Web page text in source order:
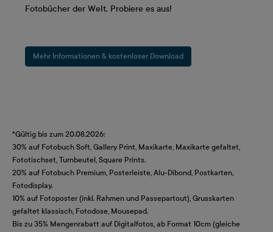
Fotobücher der Welt. Probiere es aus!
Mehr Informationen & kostenloser Download
*Gültig bis zum 20.08.2026:
30% auf Fotobuch Soft, Gallery Print, Maxikarte, Maxikarte gefaltet,
Fototischset, Turnbeutel, Square Prints.
20% auf Fotobuch Premium, Posterleiste, Alu-Dibond, Postkarten,
Fotodisplay.
10% auf Fotoposter (inkl. Rahmen und Passepartout), Grusskarten
gefaltet klassisch, Fotodose, Mousepad.
Bis zu 35% Mengenrabatt auf Digitalfotos, ab Format 10cm (gleiche